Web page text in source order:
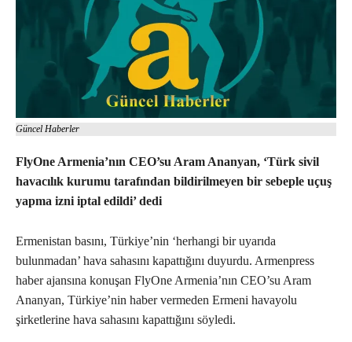
Güncel Haberler
FlyOne Armenia’nın CEO’su Aram Ananyan, ‘Türk sivil
havacılık kurumu tarafından bildirilmeyen bir sebeple uçuş
yapma izni iptal edildi’ dedi
Ermenistan basını, Türkiye’nin ‘herhangi bir uyarıda
bulunmadan’ hava sahasını kapattığını duyurdu. Armenpress
haber ajansına konuşan FlyOne Armenia’nın CEO’su Aram
Ananyan, Türkiye’nin haber vermeden Ermeni havayolu
şirketlerine hava sahasını kapattığını söyledi.